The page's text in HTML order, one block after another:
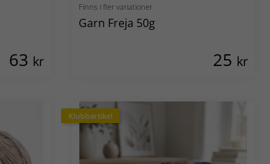
63 kr
Finns i fler variationer
Garn Freja 50g
25 kr
Klubbartikel